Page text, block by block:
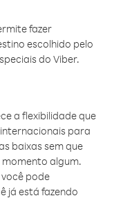
fazer
escolhido pelo
do Viber.
a flexibilidade que
para
baixas sem que
algum.
pode
já está fazendo